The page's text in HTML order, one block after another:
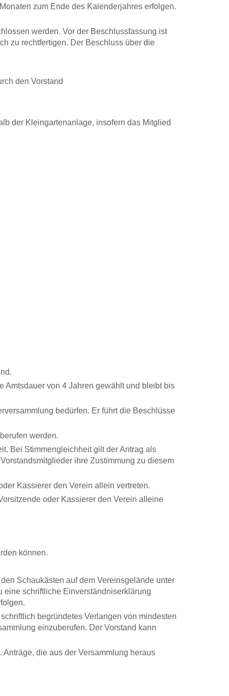
zum Ende des Kalenderjahres erfolgen.
werden. Vor der Beschlussfassung ist
zu rechtfertigen. Der Beschluss über die
den Vorstand
der Kleingartenanlage, insofern das Mitglied
Amtsdauer von 4 Jahren gewählt und bleibt bis
bedürfen. Er führt die Beschlüsse
werden.
Bei Stimmengleichheit gilt der Antrag als
ihre Zustimmung zu diesem
Kassierer den Verein allein vertreten.
oder Kassierer den Verein alleine
können.
Schaukästen auf dem Vereinsgelände unter
eine schriftliche Einverständniserklärung
begründetes Verlangen von mindesten
einzuberufen. Der Vorstand kann
die aus der Versammlung heraus